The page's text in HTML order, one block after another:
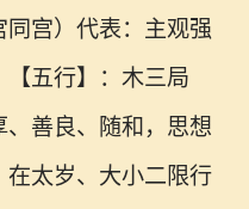
同宫）代表：主观强
五行】：木三局
、善良、随和，思想
太岁、大小二限行